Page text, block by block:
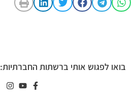
בואו לפגוש אותי ברשתות החברתיות: